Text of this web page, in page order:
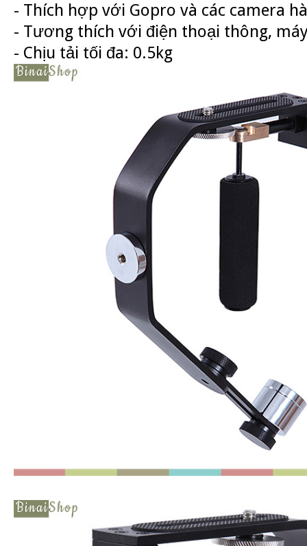
- Thích hợp với Gopro và các camera
- Tương thích với điện thoại thông,
- Chịu tải tối đa: 0.5kg